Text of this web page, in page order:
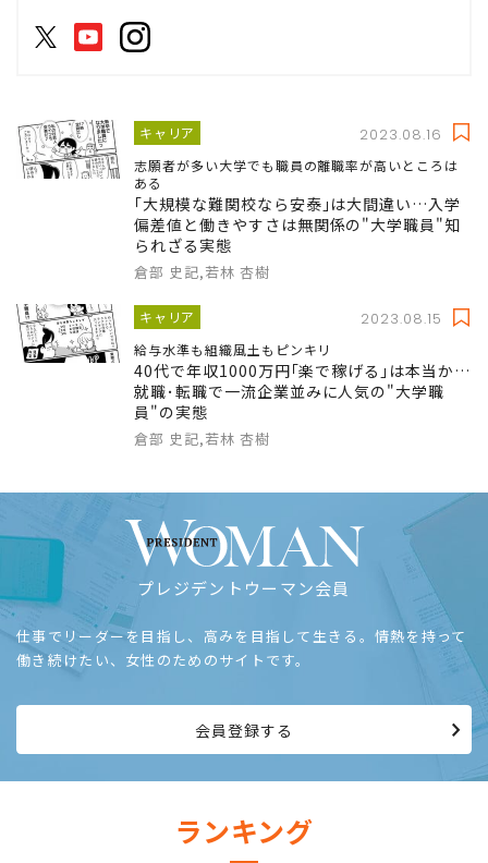
キャリア 2023.08.16
志願者が多い大学でも職員の離職率が高いところは
ある
｢大規模な難関校なら安泰｣は大間違い…入学
偏差値と働きやすさは無関係の"大学職員"知
られざる実態
倉部 史記,若林 杏樹
キャリア 2023.08.15
給与水準も組織風土もピンキリ
40代で年収1000万円｢楽で稼げる｣は本当か…
就職･転職で一流企業並みに人気の"大学職
員"の実態
倉部 史記,若林 杏樹
プレジデントウーマン会員
仕事でリーダーを目指し、高みを目指して生きる。情熱を持って
働き続けたい、女性のためのサイトです。
会員登録する
ランキング